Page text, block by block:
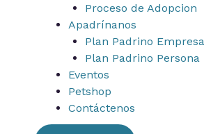
Proceso de Adopcion
Apadrínanos
Plan Padrino Empresa
Plan Padrino
Eventos
Petshop
Contáctenos